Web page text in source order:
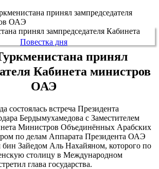
принял зампредседателя
ОАЭ
Повестка дня
принял
Кабинета министров
ОАЭ
состоялась встреча Президента
Бердымухамедова с Заместителем
Министров Объединённых Арабских
по делам Аппарата Президента ОАЭ
Зайедом Аль Нахайяном, которого по
столицу в Международном
глава государства.